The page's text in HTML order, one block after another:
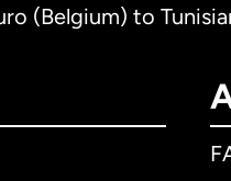
(Belgium) to